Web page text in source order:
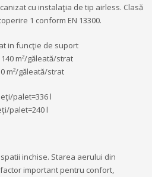
cu instalaţia de tip airless. Clasă
1 conform EN 13300.
in funcţie de suport
140 m²/găleată/strat
găleată/strat
palet=336 l
l
inchise. Starea aerului din
important pentru confort,